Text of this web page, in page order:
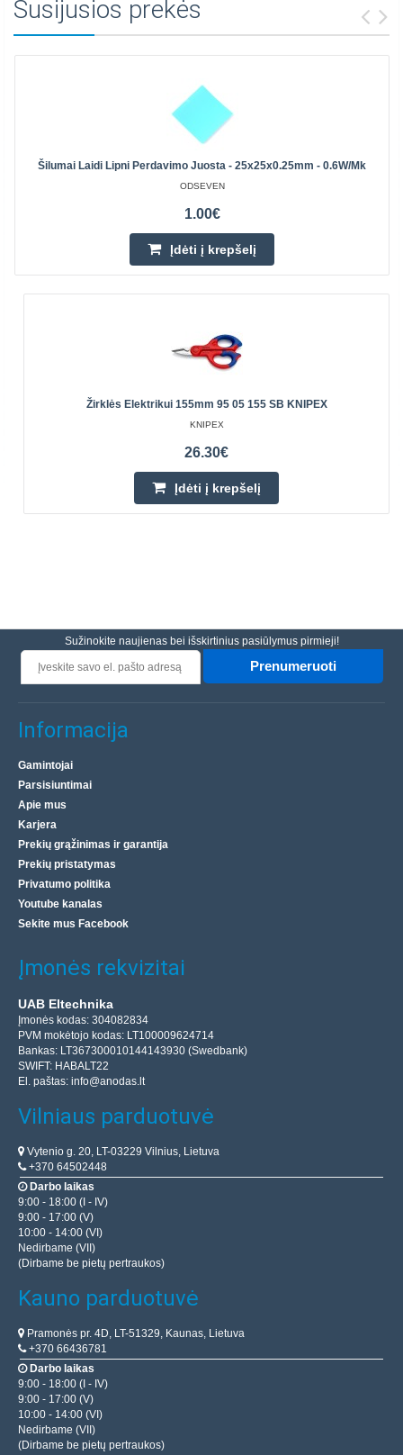
Susijusios prekės
Šilumai Laidi Lipni Perdavimo Juosta - 25x25x0.25mm - 0.6W/mk
ODSEVEN
1.00€
Įdėti į krepšelį
Žirklės Elektrikui 155mm 95 05 155 SB KNIPEX
KNIPEX
26.30€
Įdėti į krepšelį
Sužinokite naujienas bei išskirtinius pasiūlymus pirmieji!
Prenumeruoti
Informacija
Gamintojai
Parsisiuntimai
Apie mus
Karjera
Prekių grąžinimas ir garantija
Prekių pristatymas
Privatumo politika
Youtube kanalas
Sekite mus Facebook
Įmonės rekvizitai
UAB Eltechnika
Įmonės kodas: 304082834
PVM mokėtojo kodas: LT100009624714
Bankas: LT367300010144143930 (Swedbank)
SWIFT: HABALT22
El. paštas: info@anodas.lt
Vilniaus parduotuvė
Vytenio g. 20, LT-03229 Vilnius, Lietuva
+370 64502448
Darbo laikas
9:00 - 18:00 (I - IV)
9:00 - 17:00 (V)
10:00 - 14:00 (VI)
Nedirbame (VII)
(Dirbame be pietų pertraukos)
Kauno parduotuvė
Pramonės pr. 4D, LT-51329, Kaunas, Lietuva
+370 66436781
Darbo laikas
9:00 - 18:00 (I - IV)
9:00 - 17:00 (V)
10:00 - 14:00 (VI)
Nedirbame (VII)
(Dirbame be pietų pertraukos)